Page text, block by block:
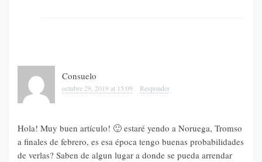
Consuelo
octubre 29, 2019 at 15:09 Responder
Hola! Muy buen artículo! 🙂 estaré yendo a Noruega, Tromso
a finales de febrero, es esa época tengo buenas probabilidades
de verlas? Saben de algun lugar a donde se pueda arrendar